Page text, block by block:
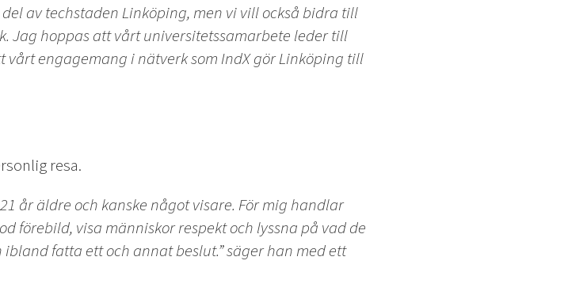
av techstaden Linköping, men vi vill också bidra till
Jag hoppas att vårt universitetssamarbete leder till
engagemang i nätverk som IndX gör Linköping till
resa.
år äldre och kanske något visare. För mig handlar
förebild, visa människor respekt och lyssna på vad de
fatta ett och annat beslut.” säger han med ett